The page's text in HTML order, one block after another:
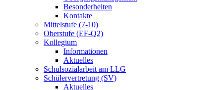
Besonderheiten
Kontakte
Mittelstufe (7-10)
Oberstufe (EF-Q2)
Kollegium
Informationen
Aktuelles
Schulsozialarbeit am LLG
Schülervertretung (SV)
Aktuelles